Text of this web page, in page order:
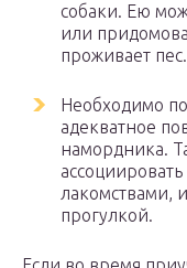
собаки. Ею
или
проживает пес.
Необходимо
адекватное
намордника.
лакомствами,
прогулкой.